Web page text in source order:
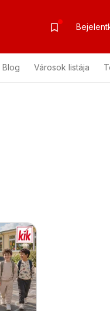
Blog Városok listája